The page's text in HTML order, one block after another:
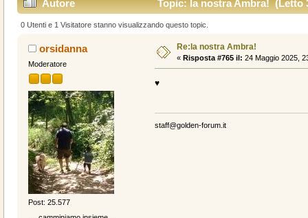
Autore Topic: la nostra Ambra! (Letto
0 Utenti e 1 Visitatore stanno visualizzando questo topic.
orsidanna
Moderatore
Post: 25.577
Re:la nostra Ambra!
« Risposta #765 il: 24 Maggio 2025,
♥️
staff@golden-forum.it